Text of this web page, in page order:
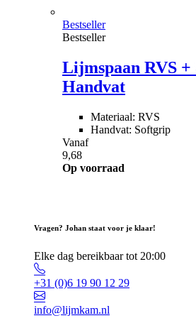
Bestseller
Bestseller
Lijmspaan RVS
Handvat
Materiaal: RVS
Handvat: Softgrip
Vanaf
9,68
Op voorraad
Vragen? Johan staat voor je klaar!
Elke dag bereikbaar tot 20:00
+31 (0)6 19 90 12 29
info@lijmkam.nl